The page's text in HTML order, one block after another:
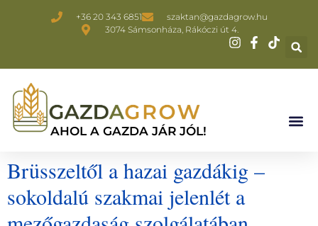
+36 20 343 6851
szaktan@gazdagrow.hu
3074 Sámsonháza, Rákóczi út 4.
AHOL A GAZDA JÁR JÓL!
Brüsszeltől a hazai gazdákig –
sokoldalú szakmai jelenlét a